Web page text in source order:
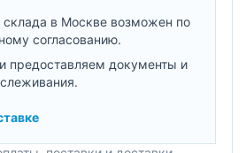
в Москве возможен по
согласованию.
предоставляем документы и